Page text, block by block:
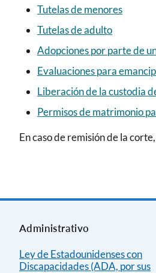
Tutelas de menores
Tutelas de adulto
Adopciones por parte de
Evaluaciones para
Liberación de la custodia
Permisos de matrimonio
En caso de remisión de la
Administrativo
Ley de Estadounidenses con
Discapacidades (ADA, por sus